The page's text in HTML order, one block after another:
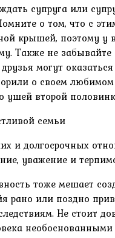
супруга или
о том, что с
крышей, поэтому у
Также не забывайте
могут
о своем любимом
ушей второй
и долгосрочных
уважение и
тоже мешает
рано или поздно
Не стоит
необоснованными